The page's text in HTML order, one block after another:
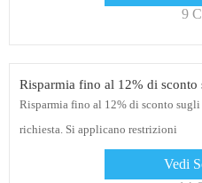
9
Risparmia fino al 12% di
Risparmia fino al 12% di sconto
richiesta. Si applicano restrizioni
Vedi